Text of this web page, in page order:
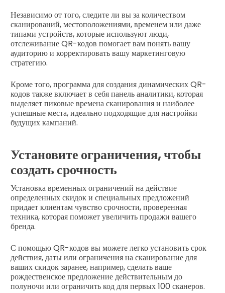
Независимо от того, следите ли вы за количеством
сканирований, местоположениями, временем или даже
типами устройств, которые используют люди,
отслеживание QR-кодов помогает вам понять вашу
аудиторию и корректировать вашу маркетинговую
стратегию.
Кроме того, программа для создания динамических QR-
кодов также включает в себя панель аналитики, которая
выделяет пиковые времена сканирования и наиболее
успешные места, идеально подходящие для настройки
будущих кампаний.
Установите ограничения, чтобы
создать срочность
Установка временных ограничений на действие
определенных скидок и специальных предложений
придает клиентам чувство срочности, проверенная
техника, которая поможет увеличить продажи вашего
бренда.
С помощью QR-кодов вы можете легко установить срок
действия, даты или ограничения на сканирование для
ваших скидок заранее, например, сделать ваше
рождественское предложение действительным до
полуночи или ограничить код для первых 100 сканеров.